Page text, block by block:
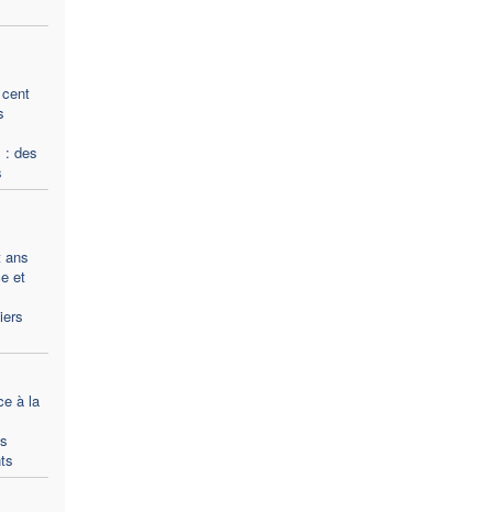
: des
ans
et
à la